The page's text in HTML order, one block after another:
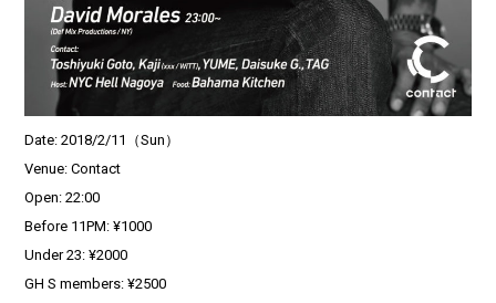
Date: 2018/2/11（Sun）
Venue: Contact
Open: 22:00
Before 11PM: ¥1000
Under 23: ¥2000
GH S members: ¥2500